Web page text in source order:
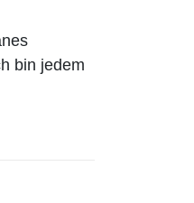
bin jedem